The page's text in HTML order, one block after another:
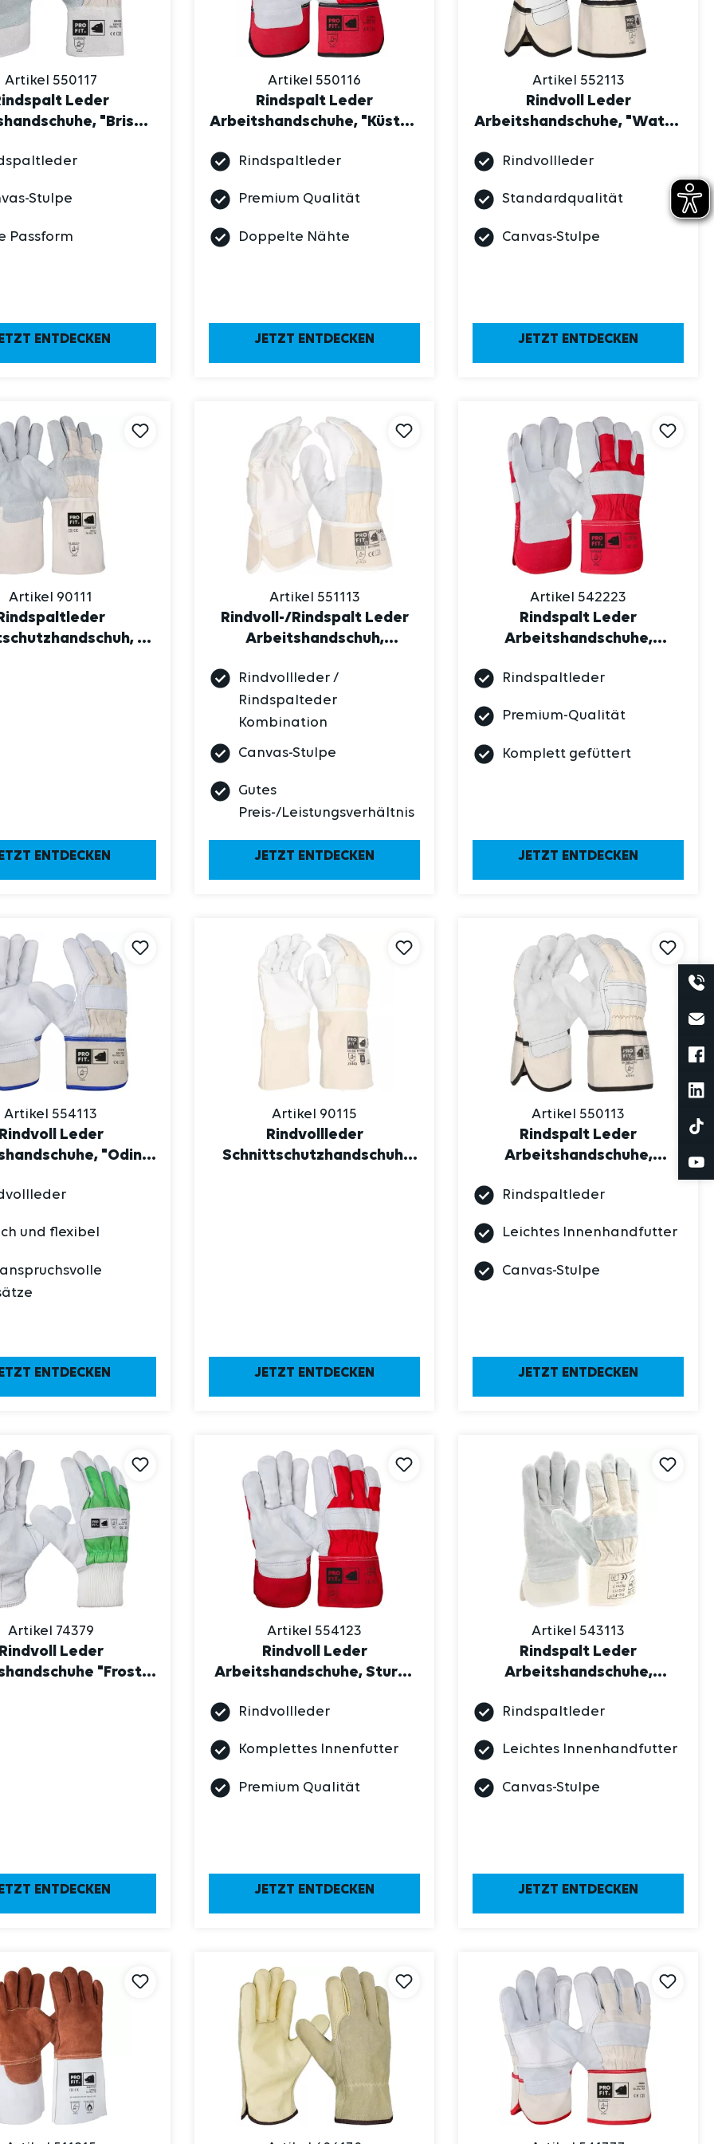
Artikel 550117
Leder
"Brise",
Stulpe
Passform
ENTDECKEN
Artikel 550116
Rindspalt Leder
Arbeitshandschuhe, "Küste",
Rindspaltleder
Premium Qualität
Doppelte Nähte
JETZT ENTDECKEN
Artikel 552113
Rindvoll Leder
Arbeitshandschuhe, "Watt",
Rindvollleder
Standardqualität
Canvas-Stulpe
JETZT ENTDECKEN
Artikel 90111
15
ENTDECKEN
Artikel 551113
Rindvoll-/Rindspalt Leder
Arbeitshandschuh,
Rindvollleder /
Rindspalteder
Kombination
Canvas-Stulpe
Gutes
Preis-/Leistungsverhältnis
JETZT ENTDECKEN
Artikel 542223
Rindspalt Leder
Arbeitshandschuhe,
Rindspaltleder
Premium-Qualität
Komplett gefüttert
JETZT ENTDECKEN
Artikel 554113
Leder
"Odin",
und flexibel
ENTDECKEN
Artikel 90115
Rindvollleder
Schnittschutzhandschuh,
JETZT ENTDECKEN
Artikel 550113
Rindspalt Leder
Arbeitshandschuhe,
Rindspaltleder
Leichtes Innenhandfutter
Canvas-Stulpe
JETZT ENTDECKEN
Artikel 74379
Leder
"Frost",
ENTDECKEN
Artikel 554123
Rindvoll Leder
Arbeitshandschuhe, Sturm,
Rindvollleder
Komplettes Innenfutter
Premium Qualität
JETZT ENTDECKEN
Artikel 543113
Rindspalt Leder
Arbeitshandschuhe,
Rindspaltleder
Leichtes Innenhandfutter
Canvas-Stulpe
JETZT ENTDECKEN